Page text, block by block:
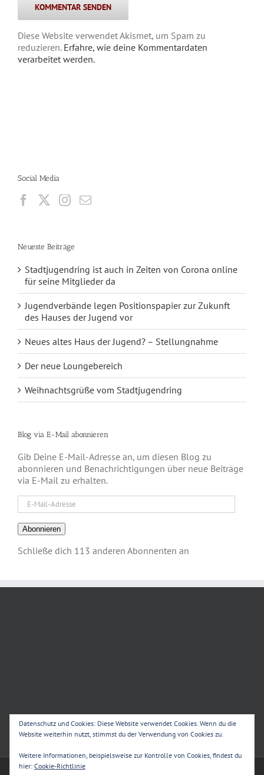
Diese Website verwendet Akismet, um Spam zu
reduzieren. Erfahre, wie deine Kommentardaten
verarbeitet werden.
Social Media
Neueste Beiträge
Stadtjugendring ist auch in Zeiten von Corona online
für seine Mitglieder da
Jugendverbände legen Positionspapier zur Zukunft
des Hauses der Jugend vor
Neues altes Haus der Jugend? – Stellungnahme
Der neue Loungebereich
Weihnachtsgrüße vom Stadtjugendring
Blog via E-Mail abonnieren
Gib Deine E-Mail-Adresse an, um diesen Blog zu
abonnieren und Benachrichtigungen über neue Beiträge
via E-Mail zu erhalten.
Mail-
Adresse
Abonnieren
Schließe dich 113 anderen Abonnenten an
Stadtjugendring Oldenburg e. V. | Alle Rechte vorbehalten.
Datenschutz und Cookies: Diese Website verwendet Cookies. Wenn du die
Website weiterhin nutzt, stimmst du der Verwendung von Cookies zu.
Weitere Informationen, beispielsweise zur Kontrolle von Cookies, findest du
hier: Cookie-Richtlinie